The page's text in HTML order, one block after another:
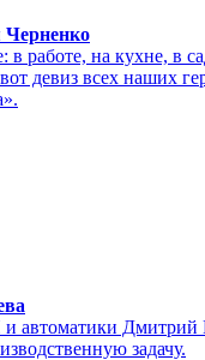
в работе, на кухне, в
девиз всех наших
автоматики Дмитрий
задачу.